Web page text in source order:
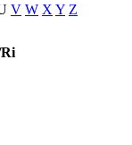
V W X Y Z